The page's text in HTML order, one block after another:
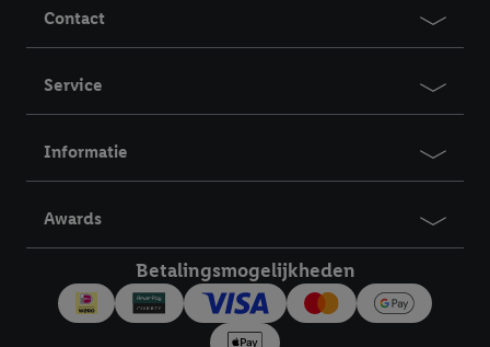
Contact
Service
Informatie
Awards
Betalingsmogelijkheden